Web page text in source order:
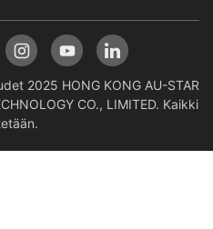
2025 HONG KONG AU-STAR
CO., LIMITED. Kaikki